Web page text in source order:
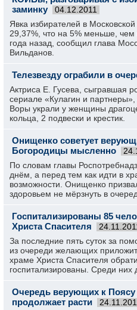
заминку
04.12.2011
Явка избирателей в
29,37%, что на 5% меньше,
года назад, сообщил глава
Вильданов.
Телезвезду ограбили в
Актриса Е. Гусева, сыгравшая
сериале «Кулагин и
Воры украли у женщины
кольца, 2 подвески и крестик.
Онищенко советует
Богородицы мысленно
По словам главы
днём, а перед тем как идти в
возможности. Онищенко
здоровьем не мёрзнуть в
Госпитализированы 85
Христа Спасителя
За последние пять суток за
из очереди желающих
храме Христа Спасителя
госпитализированы. Среди них
Очередь верующих к
продолжает расти